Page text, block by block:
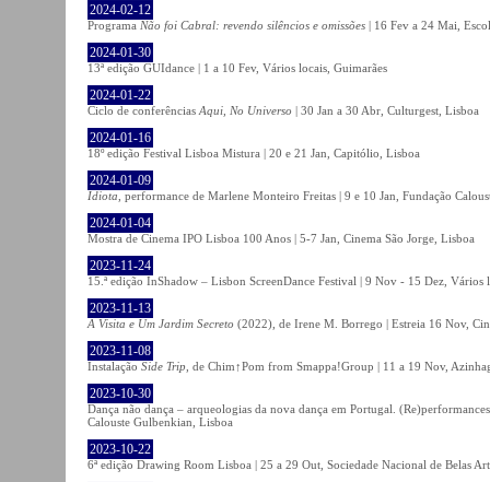
2024-02-12
Programa Não foi Cabral: revendo silêncios e omissões | 16 Fev a 24 Mai,
2024-01-30
13ª edição GUIdance | 1 a 10 Fev, Vários locais, Guimarães
2024-01-22
Ciclo de conferências Aqui, No Universo | 30 Jan a 30 Abr, Culturgest, Lisboa
2024-01-16
18º edição Festival Lisboa Mistura | 20 e 21 Jan, Capitólio, Lisboa
2024-01-09
Idiota , performance de Marlene Monteiro Freitas | 9 e 10 Jan, Fundação
2024-01-04
Mostra de Cinema IPO Lisboa 100 Anos | 5-7 Jan, Cinema São Jorge, Lisboa
2023-11-24
15.ª edição InShadow – Lisbon ScreenDance Festival | 9 Nov - 15 Dez, Vários
2023-11-13
A Visita e Um Jardim Secreto (2022), de Irene M. Borrego | Estreia 16 Nov,
2023-11-08
Instalação Side Trip , de Chim↑Pom from Smappa!Group | 11 a 19 Nov,
2023-10-30
Dança não dança – arqueologias da nova dança em Portugal.
Calouste Gulbenkian, Lisboa
2023-10-22
6ª edição Drawing Room Lisboa | 25 a 29 Out, Sociedade Nacional de Belas